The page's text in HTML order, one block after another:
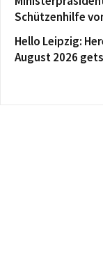
Schützenhilfe
Hello Leipzig:
August 2026